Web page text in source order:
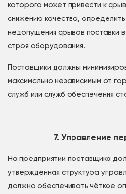
которого может привести к
снижению качества,
недопущения срывов поставки в
строя оборудования.
Поставщики должны
максимально независимым от
служб или служб обеспечения
7. Управление
На предприятии поставщика
утверждённая структура
должно обеспечивать чёткое